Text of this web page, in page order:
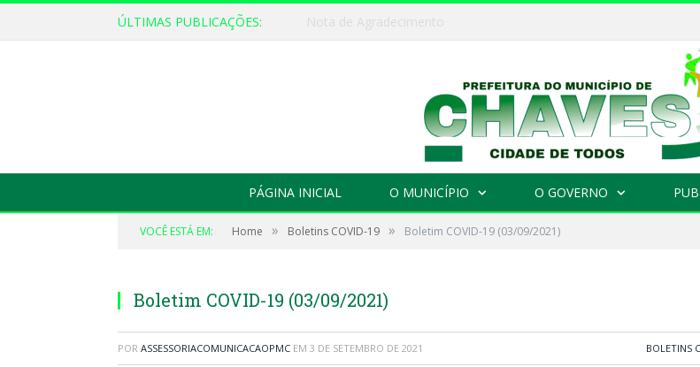
ÚLTIMAS PUBLICAÇÕES:
PÁGINA INICIAL O MUNICÍPIO O GOVERNO
VOCÊ ESTÁ EM: Home » Boletins COVID-19 » Boletim COVID-19 (03/09/2021)
Boletim COVID-19 (03/09/2021)
POR ASSESSORIACOMUNICACAOPMC EM 3 DE SETEMBRO DE 2021 BOLETINS